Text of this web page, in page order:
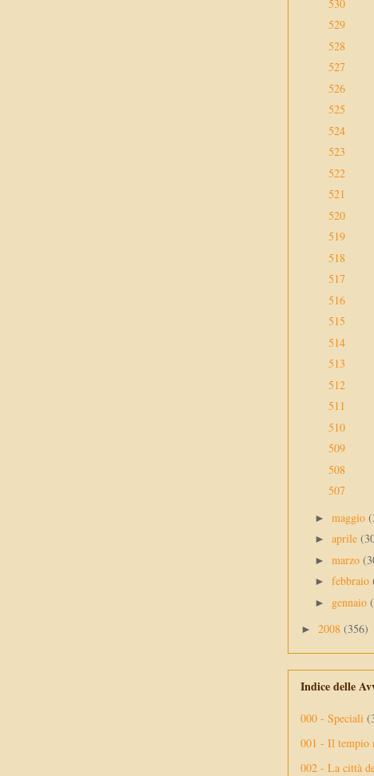
530
529
528
527
526
525
524
523
522
521
520
519
518
517
516
515
514
513
512
511
510
509
508
507
► maggio
► aprile
► marzo
► febbraio
► gennaio
► 2008 (356)
Indice delle
000 - Speciali
001 - Il tempio
002 - La città